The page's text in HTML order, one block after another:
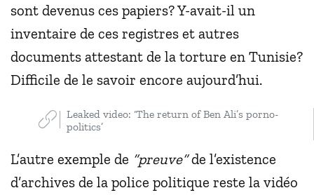
sont devenus ces papiers? Y-avait-il un
inventaire de ces registres et autres
documents attestant de la torture en Tunisie?
Difficile de le savoir encore aujourd’hui.
Leaked video: ‘The return of Ben Ali’s porno-
politics’
L’autre exemple de “preuve”de l’existence
d’archives de la police politique reste la vidéo